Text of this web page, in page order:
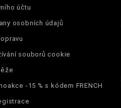
účtu
osobních údajů
souborů cookie
-15 % s kódem FRENCH